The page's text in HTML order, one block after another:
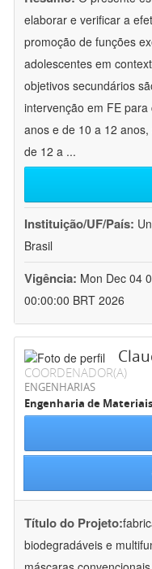
elaborar e verificar a
promoção de funções
adolescentes em
objetivos secundários
intervenção em FE
anos e de 10 a 12
de 12 a ...
Instituição/UF/País:
Brasil
Vigência: Mon Dec 04
00:00:00 BRT 2026
COORDENADOR(A)
ENGENHARIAS
Engenharia de
Título do Projeto:
biodegradáveis e